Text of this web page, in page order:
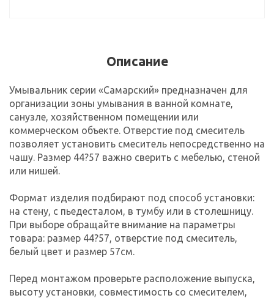
Описание
Умывальник серии «Самарский» предназначен для
организации зоны умывания в ванной комнате,
санузле, хозяйственном помещении или
коммерческом объекте. Отверстие под смеситель
позволяет установить смеситель непосредственно на
чашу. Размер 44?57 важно сверить с мебелью, стеной
или нишей.
Формат изделия подбирают под способ установки:
на стену, с пьедесталом, в тумбу или в столешницу.
При выборе обращайте внимание на параметры
товара: размер 44?57, отверстие под смеситель,
белый цвет и размер 57см.
Перед монтажом проверьте расположение выпуска,
высоту установки, совместимость со смесителем,